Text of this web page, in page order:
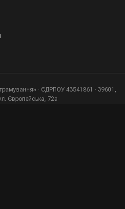
· ЄДРПОУ 43541861 · 39601,
Європейська, 72а